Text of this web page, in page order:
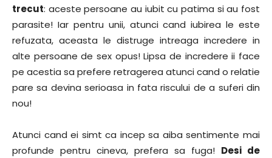
trecut: aceste persoane au iubit cu patima si au fost
parasite! Iar pentru unii, atunci cand iubirea le este
refuzata, aceasta le distruge intreaga incredere in
alte persoane de sex opus! Lipsa de incredere ii face
pe acestia sa prefere retragerea atunci cand o relatie
pare sa devina serioasa in fata riscului de a suferi din
nou!
Atunci cand ei simt ca incep sa aiba sentimente mai
profunde pentru cineva, prefera sa fuga! Desi de